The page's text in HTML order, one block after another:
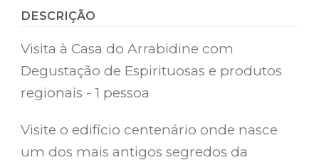
DESCRIÇÃO
Visita à Casa do Arrabidine com
Degustação de Espirituosas e produtos
regionais - 1 pessoa
Visite o edifício centenário onde nasce
um dos mais antigos segredos da